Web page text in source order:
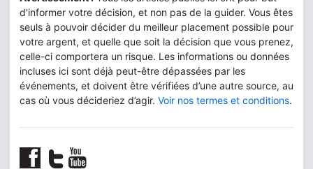
d'informer votre décision, et non pas de la guider. Vous êtes
seuls à pouvoir décider du meilleur placement possible pour
votre argent, et quelle que soit la décision que vous prenez,
celle-ci comportera un risque. Les informations ou données
incluses ici sont déjà peut-être dépassées par les
événements, et doivent être vérifiées d’une autre source, au
cas où vous décideriez d’agir. Voir nos termes et conditions.